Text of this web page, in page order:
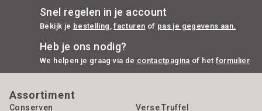
Snel regelen in je account
Bekijk je bestelling , facturen of pas je gegevens aan.
Heb je ons nodig?
We helpen je graag via de contactpagina of het formulier
Assortiment
Conserven
Verse Truffel